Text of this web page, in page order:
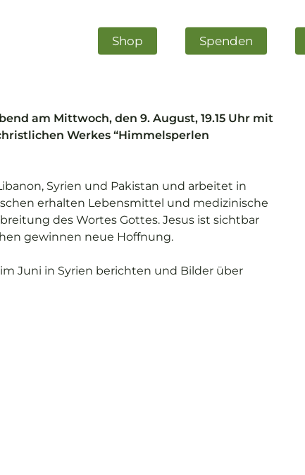
zum schließen
Shop Spenden
am Mittwoch, den 9. August, 19.15 Uhr mit
Werkes “Himmelsperlen
Syrien und Pakistan und arbeitet in
erhalten Lebensmittel und medizinische
des Wortes Gottes. Jesus ist sichtbar
gewinnen neue Hoffnung.
Juni in Syrien berichten und Bilder über